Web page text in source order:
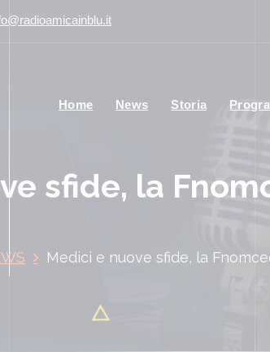
Home News Storia
sfide, la
Medici e nuove sfide, la